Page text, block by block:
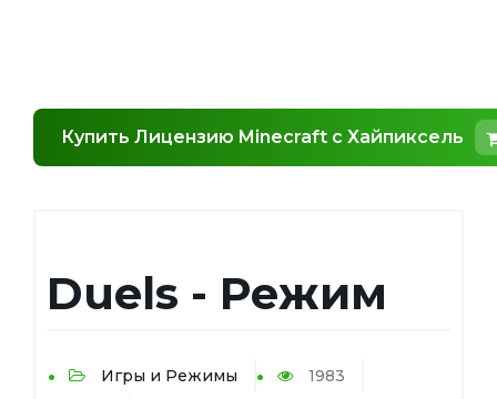
Купить Лицензию Minecraft с Хайпиксель
Duels - Режим
Игры и Режимы
1983